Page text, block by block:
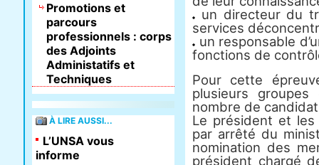
un directeur du
services
un responsable
fonctions de
Pour cette
plusieurs groupes
nombre de
Le président et
par arrêté du
nomination des
président chargé
Promotions et
parcours
professionnels : corps
des Adjoints
Administatifs et
Techniques
À LIRE AUSSI...
L’UNSA vous
informe